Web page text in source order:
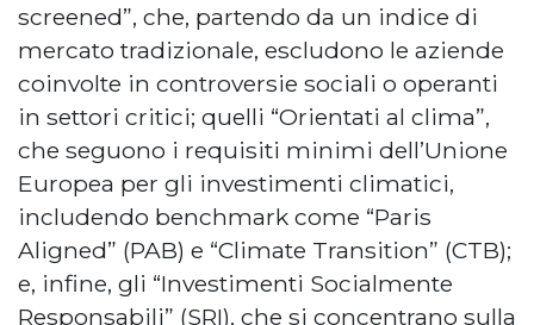
screened”, che, partendo da un indice di
mercato tradizionale, escludono le aziende
coinvolte in controversie sociali o operanti
in settori critici; quelli “Orientati al clima”,
che seguono i requisiti minimi dell’Unione
Europea per gli investimenti climatici,
includendo benchmark come “Paris
Aligned” (PAB) e “Climate Transition” (CTB);
e, infine, gli “Investimenti Socialmente
Responsabili” (SRI), che si concentrano sulla